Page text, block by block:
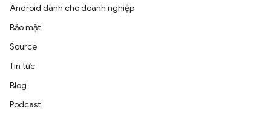
Android dành cho doanh nghiệp
Bảo mật
Source
Tin tức
Blog
Podcast